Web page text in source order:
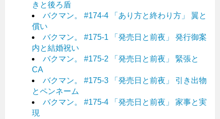
きと後ろ盾
バクマン。 #174-4 「あり方と終わり方」 翼と
償い
バクマン。 #175-1 「発売日と前夜」 発行御案
内と結婚祝い
バクマン。 #175-2 「発売日と前夜」 緊張と
CA
バクマン。 #175-3 「発売日と前夜」 引き出物
とペンネーム
バクマン。 #175-4 「発売日と前夜」 家事と実
現